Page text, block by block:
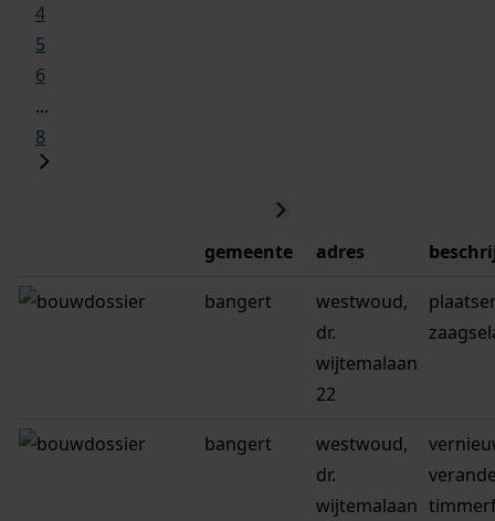
4
5
6
...
8
gemeente adres
bangert
westwoud,
dr.
wijtemalaan
22
bangert
westwoud,
dr.
wijtemalaan